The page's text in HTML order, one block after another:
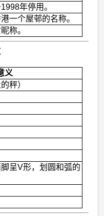
年停用。
一个屋邨的名称。
称。
义
秤）
呈V形，划圆和弧的